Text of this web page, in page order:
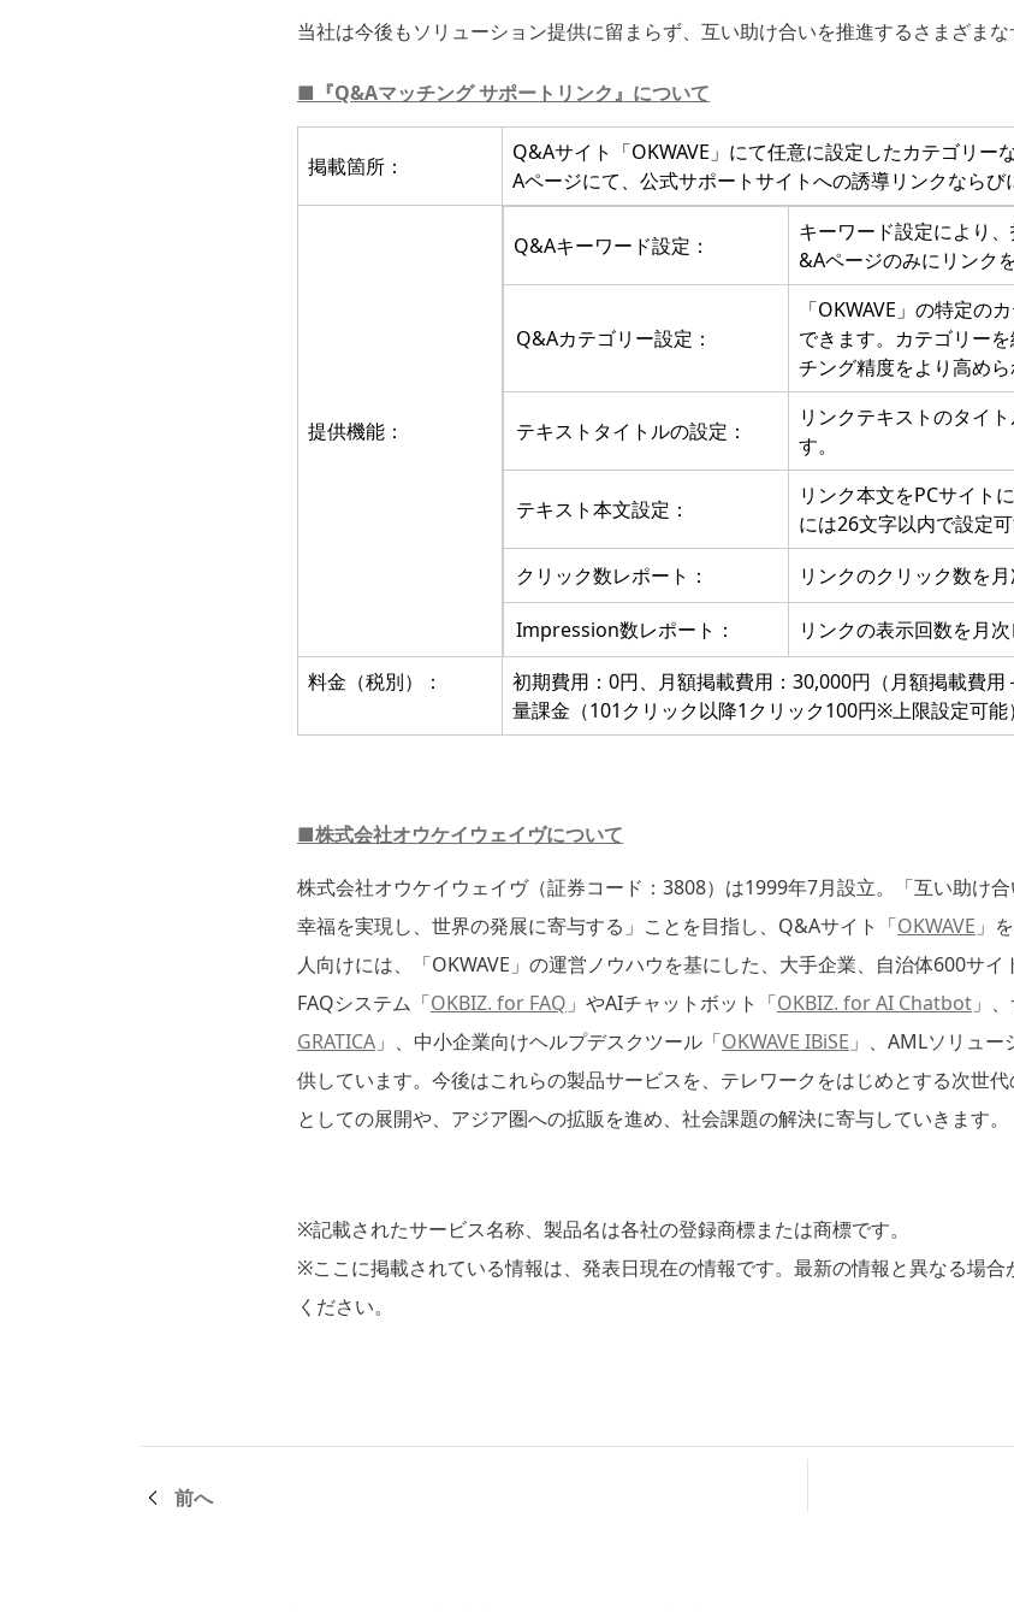
当社は今後もソリューション提供に留まらず、互い助け合いを推進するさまざまな
■『Q&Aマッチング サポートリンク』について
掲載箇所：
Q&Aサイト「OKWAVE」にて任意に設定したカテゴリー
Aページにて、公式サポートサイトへの誘導リンクならび
提供機能：
Q&Aキーワード設定：
キーワード設定により
&Aページのみにリンク
Q&Aカテゴリー設定：
「OKWAVE」の特定の
できます。カテゴリー
チング精度をより高めら
テキストタイトルの設定：
リンクテキストのタイ
す。
テキスト本文設定：
リンク本文をPCサイト
には26文字以内で設定可
クリック数レポート：
リンクのクリック数を月
Impression数レポート：
リンクの表示回数を月次
料金（税別）：
初期費用：0円、月額掲載費用：30,000円（月額掲載費
量課金（101クリック以降1クリック100円※上限設定可能）
■株式会社オウケイウェイヴについて
株式会社オウケイウェイヴ（証券コード：3808）は1999年7月設立。「互い助け
幸福を実現し、世界の発展に寄与する」ことを目指し、Q&Aサイト「OKWAVE 」
人向けには、「OKWAVE」の運営ノウハウを基にした、大手企業、自治体600サ
FAQシステム「OKBIZ. for FAQ 」やAIチャットボット「OKBIZ. for AI Chatbot 」
GRATICA 」、中小企業向けヘルプデスクツール「OKWAVE IBiSE 」、AMLソリュー
供しています。今後はこれらの製品サービスを、テレワークをはじめとする次世
としての展開や、アジア圏への拡販を進め、社会課題の解決に寄与していきます。
※記載されたサービス名称、製品名は各社の登録商標または商標です。
※ここに掲載されている情報は、発表日現在の情報です。最新の情報と異なる場
ください。
前へ